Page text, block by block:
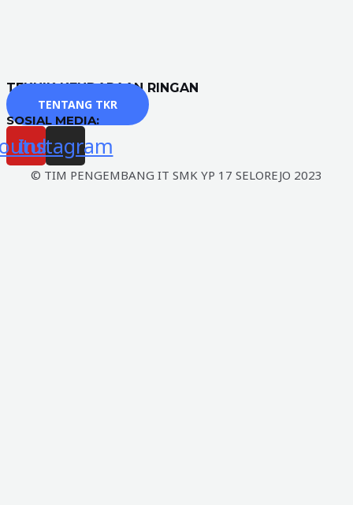
TEKNIK KENDARAAN RINGAN
TENTANG TKR
SOSIAL MEDIA:
Instagram
© TIM PENGEMBANG IT SMK YP 17 SELOREJO 2023